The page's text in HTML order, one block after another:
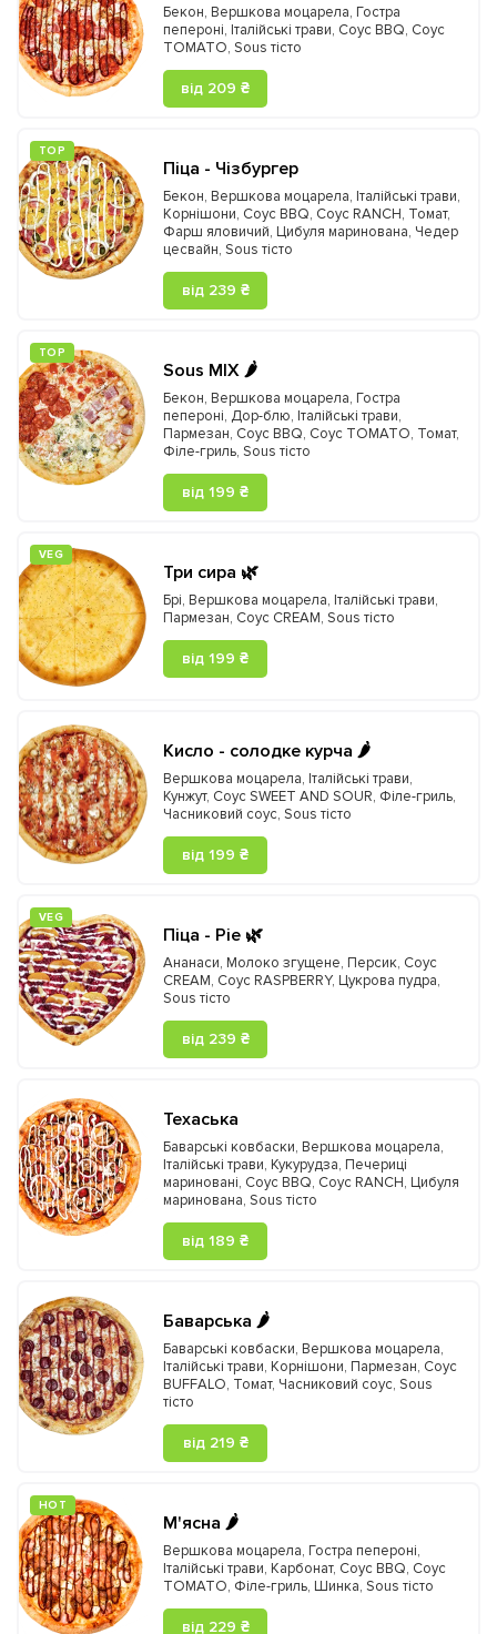
Бекон, Вершкова моцарела, Гостра
пепероні, Італійські трави, Соус BBQ, Соус
TOMATO, Sous тісто
від 209 ₴
ТOP
Піца - Чізбургер
Бекон, Вершкова моцарела, Італійські трави,
Корнішони, Соус BBQ, Соус RANCH, Томат,
Фарш яловичий, Цибуля маринована, Чедер
цесвайн, Sous тісто
від 239 ₴
ТOP
Sous MIX 🌶️
Бекон, Вершкова моцарела, Гостра
пепероні, Дор-блю, Італійські трави,
Пармезан, Соус BBQ, Соус TOMATO, Томат,
Філе-гриль, Sous тісто
від 199 ₴
VEG
Три сира 🌿
Брі, Вершкова моцарела, Італійські трави,
Пармезан, Соус CREAM, Sous тісто
від 199 ₴
Кисло - солодке курча 🌶️
Вершкова моцарела, Італійські трави,
Кунжут, Соус SWEET AND SOUR, Філе-гриль,
Часниковий соус, Sous тісто
від 199 ₴
VEG
Піца - Pie 🌿
Ананаси, Молоко згущене, Персик, Соус
CREAM, Соус RASPBERRY, Цукрова пудра,
Sous тісто
від 239 ₴
Техаська
Баварські ковбаски, Вершкова моцарела,
Італійські трави, Кукурудза, Печериці
мариновані, Соус BBQ, Соус RANCH, Цибуля
маринована, Sous тісто
від 189 ₴
Баварська 🌶️
Баварські ковбаски, Вершкова моцарела,
Італійські трави, Корнішони, Пармезан, Соус
BUFFALO, Томат, Часниковий соус, Sous
тісто
від 219 ₴
HOT
М'ясна 🌶️
Вершкова моцарела, Гостра пепероні,
Італійські трави, Карбонат, Соус BBQ, Соус
TOMATO, Філе-гриль, Шинка, Sous тісто
від 229 ₴